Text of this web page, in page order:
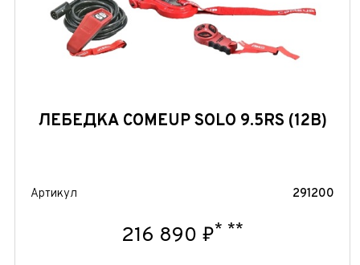
ЛЕБЕДКА COMEUP SOLO 9.5RS (12В)
Артикул 291200
216 890 ₽* **